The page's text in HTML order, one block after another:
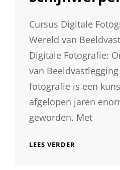
Cursus Digitale
Wereld van
Digitale Fotografie:
van
fotografie is een
afgelopen jaren
geworden. Met
LEES VERDER